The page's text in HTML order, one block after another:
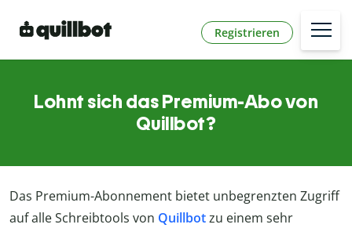
Registrieren
Lohnt sich das Premium-Abo von
Quillbot?
Das Premium-Abonnement bietet unbegrenzten Zugriff
auf alle Schreibtools von Quillbotzu einem sehr